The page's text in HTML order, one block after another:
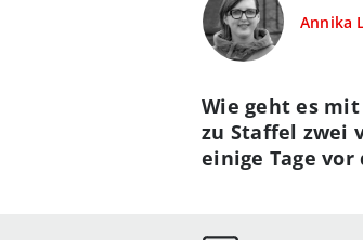
Annika
Wie geht es
zu Staffel zwei
einige Tage vor